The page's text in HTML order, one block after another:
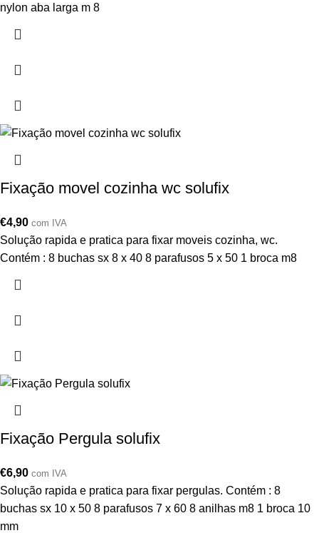
nylon aba larga m 8
Fixação movel cozinha wc solufix
€4,90 com IVA
Solução rapida e pratica para fixar moveis cozinha, wc.
Contém : 8 buchas sx 8 x 40 8 parafusos 5 x 50 1 broca m8
Fixação Pergula solufix
€6,90 com IVA
Solução rapida e pratica para fixar pergulas. Contém : 8
buchas sx 10 x 50 8 parafusos 7 x 60 8 anilhas m8 1 broca 10
mm